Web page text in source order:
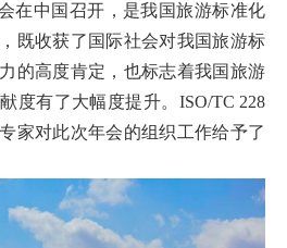
中国召开，是我国旅游标准化
既收获了国际社会对我国旅游标
的高度肯定，也标志着我国旅游
度有了大幅度提升。ISO/TC 228
家对此次年会的组织工作给予了